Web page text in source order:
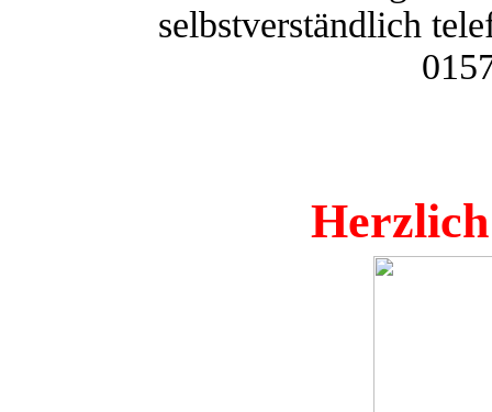
selbstverständlich